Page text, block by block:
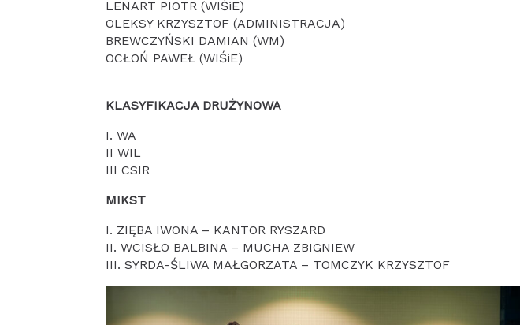
LENART PIOTR (WIŚiE)
OLEKSY KRZYSZTOF (ADMINISTRACJA)
BREWCZYŃSKI DAMIAN (WM)
OCŁOŃ PAWEŁ (WIŚiE)
KLASYFIKACJA DRUŻYNOWA
I. WA
II WIL
III CSIR
MIKST
I. ZIĘBA IWONA – KANTOR RYSZARD
II. WCISŁO BALBINA – MUCHA ZBIGNIEW
III. SYRDA-ŚLIWA MAŁGORZATA – TOMCZYK KRZYSZTOF